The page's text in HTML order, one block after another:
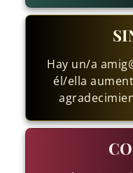
Hay un/a
él/ella